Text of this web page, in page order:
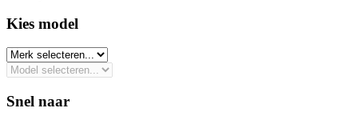
Kies model​
Snel naar